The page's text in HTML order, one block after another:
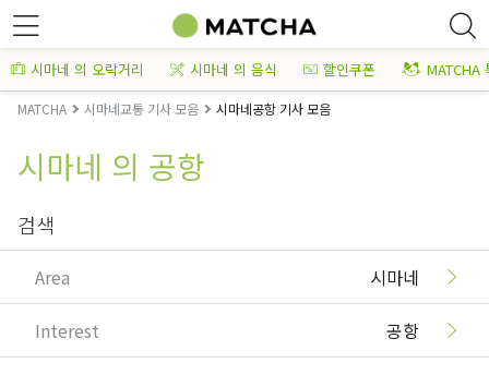
시마네 의 오락거리 시마네 의 음식 할인쿠폰 MATCHA
MATCHA 시마네교통 기사 모음 시마네공항 기사 모음
시마네 의 공항
검색
Area 시마네
Interest 공항